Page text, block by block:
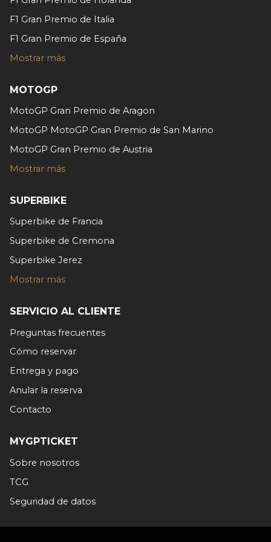
Las cookies de este sitio web se usan para personalizar
sociales y analizar el tráfico. Además, compartimos
información sobre el uso que haga del sitio web con
web, quienes pueden combinarla con otra información
partir del uso que haya hecho de sus servicios.
F1 Gran Premio de Italia
F1 Gran Premio de España
Mostrar más
MOTOGP
MotoGP Gran Premio de Aragon
MotoGP MotoGP Gran Premio de San Marino
MotoGP Gran Premio de Austria
Mostrar más
SUPERBIKE
Superbike de Francia
Superbike de Cremona
Superbike Jerez
Mostrar más
SERVICIO AL CLIENTE
Preguntas frecuentes
Cómo reservar
Entrega y pago
Anular la reserva
Contacto
MYGPTICKET
Sobre nosotros
TCG
Seguridad de datos